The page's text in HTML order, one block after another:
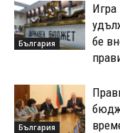
България
бе
България